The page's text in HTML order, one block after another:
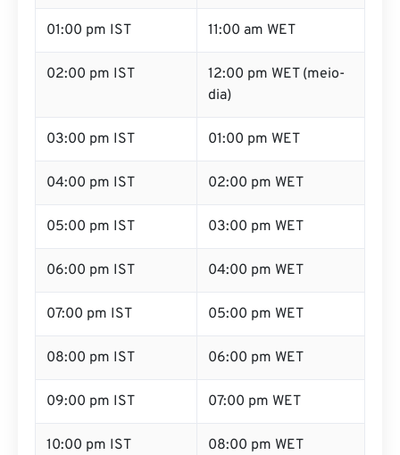
01:00 pm IST 11:00 am WET
02:00 pm IST
12:00 pm WET (meio-
dia)
03:00 pm IST 01:00 pm WET
04:00 pm IST 02:00 pm WET
05:00 pm IST 03:00 pm WET
06:00 pm IST 04:00 pm WET
07:00 pm IST 05:00 pm WET
08:00 pm IST 06:00 pm WET
09:00 pm IST 07:00 pm WET
10:00 pm IST 08:00 pm WET